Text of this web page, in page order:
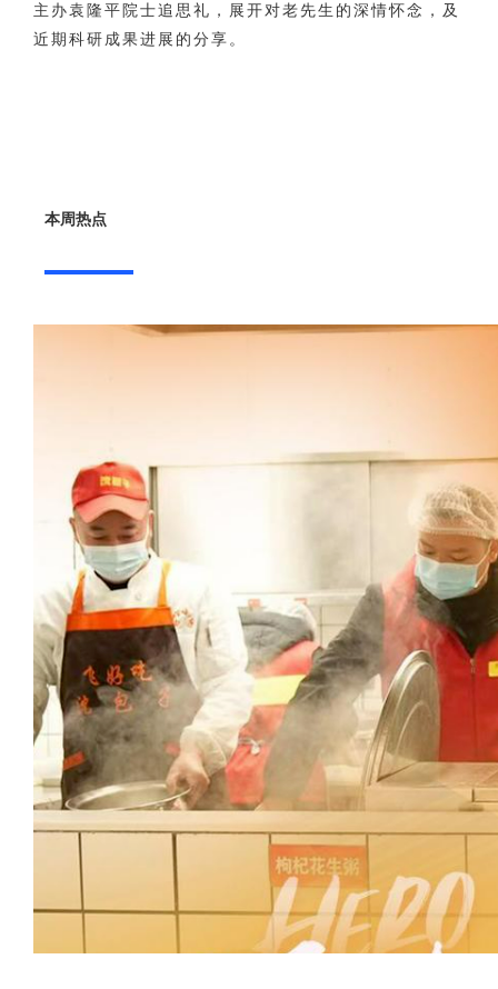
主办袁隆平院士追思礼，展开对老先生的深情怀念，及
近期科研成果进展的分享。
本周热点